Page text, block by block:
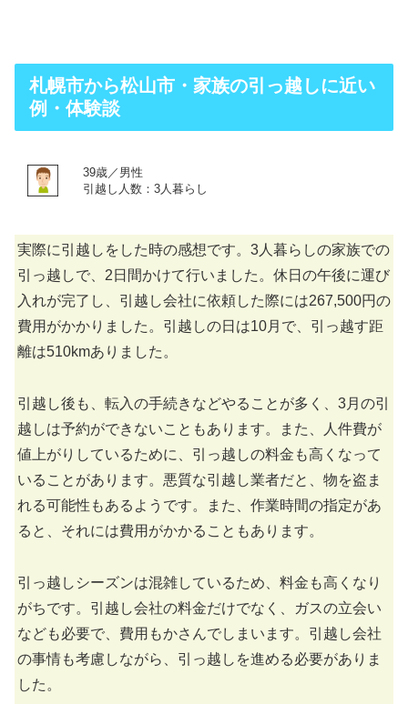
札幌市から松山市・家族の引っ越しに近い
例・体験談
39歳／男性
引越し人数：3人暮らし
実際に引越しをした時の感想です。3人暮らしの家族での
引っ越しで、2日間かけて行いました。休日の午後に運び
入れが完了し、引越し会社に依頼した際には267,500円の
費用がかかりました。引越しの日は10月で、引っ越す距
離は510kmありました。
引越し後も、転入の手続きなどやることが多く、3月の引
越しは予約ができないこともあります。また、人件費が
値上がりしているために、引っ越しの料金も高くなって
いることがあります。悪質な引越し業者だと、物を盗ま
れる可能性もあるようです。また、作業時間の指定があ
ると、それには費用がかかることもあります。
引っ越しシーズンは混雑しているため、料金も高くなり
がちです。引越し会社の料金だけでなく、ガスの立会い
なども必要で、費用もかさんでしまいます。引越し会社
の事情も考慮しながら、引っ越しを進める必要がありま
した。